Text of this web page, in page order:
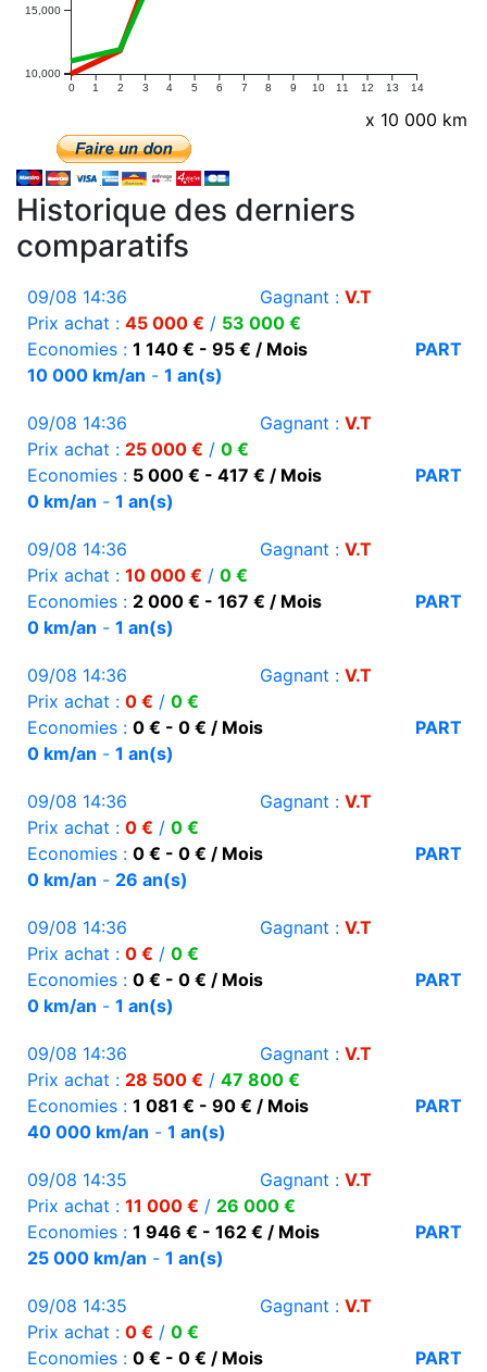
0 1 2 3 4 5 6 7 8 9 10 11 12 13 14
10,000
15,000
x 10 000 km
Historique des derniers
comparatifs
09/08 14:36 Gagnant : V.T
Prix achat : 45 000 € / 53 000 €
Economies : 1 140 € - 95 € / Mois
PART
10 000 km/an - 1 an(s)
09/08 14:36 Gagnant : V.T
Prix achat : 25 000 € / 0 €
Economies : 5 000 € - 417 € / Mois
PART
0 km/an - 1 an(s)
09/08 14:36 Gagnant : V.T
Prix achat : 10 000 € / 0 €
Economies : 2 000 € - 167 € / Mois
PART
0 km/an - 1 an(s)
09/08 14:36 Gagnant : V.T
Prix achat : 0 € / 0 €
Economies : 0 € - 0 € / Mois
PART
0 km/an - 1 an(s)
09/08 14:36 Gagnant : V.T
Prix achat : 0 € / 0 €
Economies : 0 € - 0 € / Mois
PART
0 km/an - 26 an(s)
09/08 14:36 Gagnant : V.T
Prix achat : 0 € / 0 €
Economies : 0 € - 0 € / Mois
PART
0 km/an - 1 an(s)
09/08 14:36 Gagnant : V.T
Prix achat : 28 500 € / 47 800 €
Economies : 1 081 € - 90 € / Mois
PART
40 000 km/an - 1 an(s)
09/08 14:35 Gagnant : V.T
Prix achat : 11 000 € / 26 000 €
Economies : 1 946 € - 162 € / Mois
PART
25 000 km/an - 1 an(s)
09/08 14:35 Gagnant : V.T
Prix achat : 0 € / 0 €
Economies : 0 € - 0 € / Mois
PART